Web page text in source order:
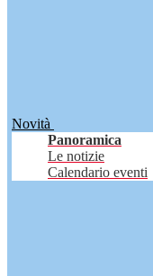
Novità
Panoramica
Le notizie
Calendario eventi